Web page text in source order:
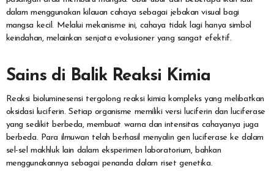
dalam menggunakan kilauan cahaya sebagai jebakan visual bagi
mangsa kecil. Melalui mekanisme ini, cahaya tidak lagi hanya simbol
keindahan, melainkan senjata evolusioner yang sangat efektif.
Sains di Balik Reaksi Kimia
Reaksi bioluminesensi tergolong reaksi kimia kompleks yang melibatkan
oksidasi luciferin. Setiap organisme memiliki versi luciferin dan luciferase
yang sedikit berbeda, membuat warna dan intensitas cahayanya juga
berbeda. Para ilmuwan telah berhasil menyalin gen luciferase ke dalam
sel-sel makhluk lain dalam eksperimen laboratorium, bahkan
menggunakannya sebagai penanda dalam riset genetika.